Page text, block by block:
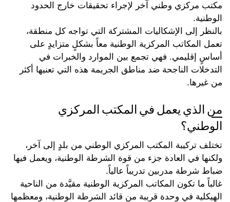
مكتب مركزي وطني آخر لإجراء تحقيقات خارج الحدود
الوطنية.
بالنظر إلى الإشكاليات المشتركة التي تواجه كل منطقة،
تعمل المكاتب المركزية الوطنية معاً بشكلٍ متزايدٍ على
أساسٍ إقليمي. فهي تجمع بين الموارد والخبرات في
التدخلات الناجحة ضد مناطق الجريمة هذه التي تعنيها أكثر
من غيرها.
من الذي يعمل في المكتب المركزي
الوطني؟
تختلف تركيبة المكتب المركزي الوطني من بلدٍ إلى آخر،
ولكنها في العادة جزء من قوة الشرطة الوطنية، ويعمل فيها
ضباط شرطة مدربين تدريباً عالياً.
غالباً ما تكون المكاتب المركزية الوطنية مقيَّدة من الناحية
الهيكلية في وحدة قريبة من قائد الشرطة الوطنية، ومعظمها